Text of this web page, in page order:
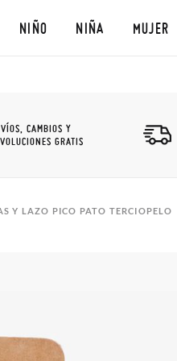
NIÑO NIÑA MUJER
CAMBIOS Y
GRATIS
Y LAZO PICO PATO TERCIOPELO